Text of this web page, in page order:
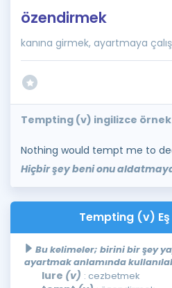
İngilizce Gramer
özendirmek
kanına girmek, ayartmaya
Tempting (v) ingilizce
Nothing would tempt me to
Hiçbir şey beni onu
Tempting (v) Eş
Bu kelimeler; birini bir şey
ayartmak anlamında
lure (v) : cezbetmek